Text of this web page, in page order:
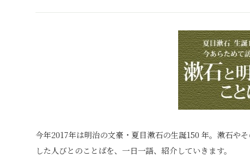
今年2017年は明治の文豪・夏目漱石の生誕150 年。漱石や
した人びとのことばを、一日一語、紹介していきます。